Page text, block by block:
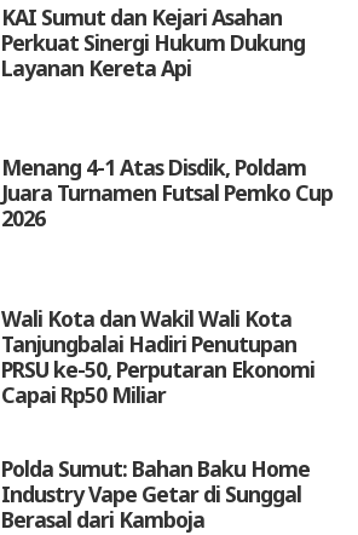
KAI Sumut dan Kejari Asahan
Perkuat Sinergi Hukum Dukung
Layanan Kereta Api
Menang 4-1 Atas Disdik, Poldam
Juara Turnamen Futsal Pemko Cup
2026
Wali Kota dan Wakil Wali Kota
Tanjungbalai Hadiri Penutupan
PRSU ke-50, Perputaran Ekonomi
Capai Rp50 Miliar
Polda Sumut: Bahan Baku Home
Industry Vape Getar di Sunggal
Berasal dari Kamboja